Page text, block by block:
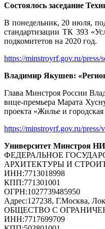
Состоялось заседание
В понедельник, 20 июля,
стандартизации ТК 393
подкомитетов на 2020 год.
https://minstroyrf.gov.ru/press/
Владимир Якушев:
Глава Минстроя России
вице-премьера Марата
проекта «Жилье и
https://minstroyrf.gov.ru/
Университет Минстроя
ФЕДЕРАЛЬНОЕ
АРХИТЕКТУРЫ И
ИНН:7713018998
КПП:771301001
ОГРН:1027739485950
Адрес:127238, Г.Москва,
ОБЩЕСТВО С
ИНН:7717699709